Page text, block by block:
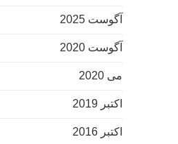
آگوست 2025
آگوست 2020
می 2020
اکتبر 2019
اکتبر 2016